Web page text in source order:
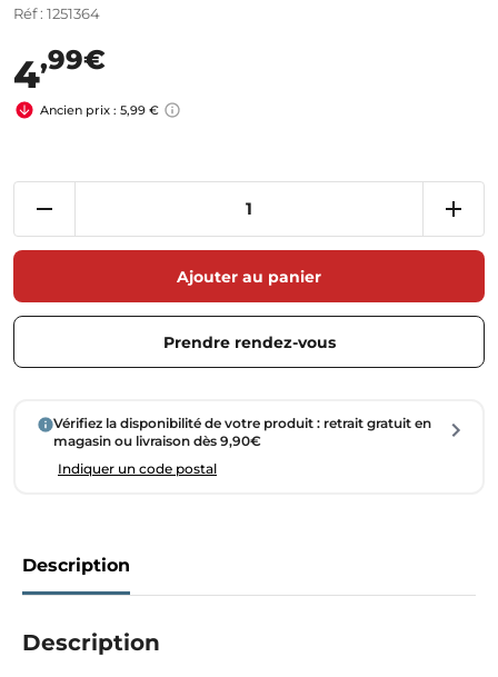
Réf : 1251364
4,99€
Ancien prix : 5,99 €
Ajouter au panier
Prendre rendez-vous
Vérifiez la disponibilité de votre produit : retrait gratuit en
magasin ou livraison dès 9,90€
Indiquer un code postal
Description
Description